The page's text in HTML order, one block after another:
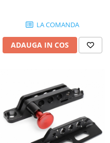
LA COMANDA
ADAUGA IN COS